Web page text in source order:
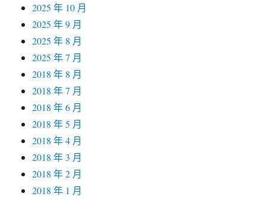
2025 年 10 月
2025 年 9 月
2025 年 8 月
2025 年 7 月
2018 年 8 月
2018 年 7 月
2018 年 6 月
2018 年 5 月
2018 年 4 月
2018 年 3 月
2018 年 2 月
2018 年 1 月